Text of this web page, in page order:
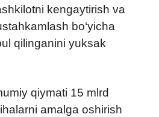
kengaytirish va
bo‘yicha
qilinganini yuksak
qiymati 15 mlrd
amalga oshirish